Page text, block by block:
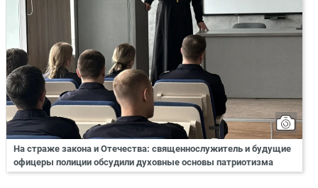
На страже закона и Отечества: священнослужитель и будущие
офицеры полиции обсудили духовные основы патриотизма